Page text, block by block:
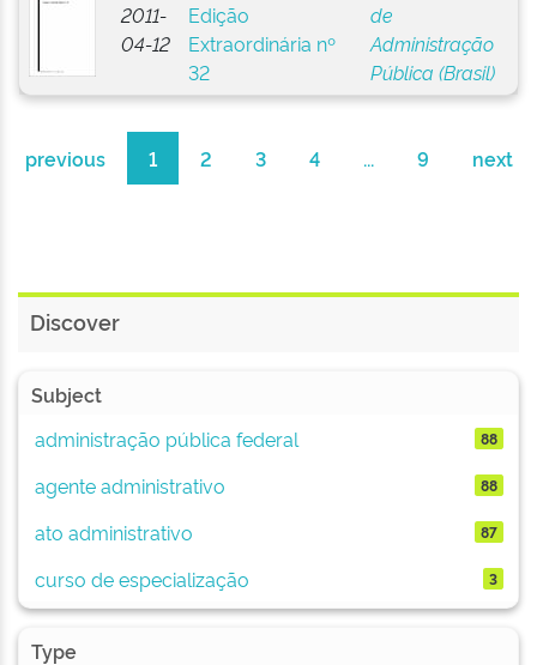
2011-
04-12
Edição
Extraordinária nº
32
de
Administração
Pública (Brasil)
previous 1 2 3 4 ... 9 next
Discover
Subject
administração pública federal
88
agente administrativo 88
ato administrativo 87
curso de especialização 3
Type